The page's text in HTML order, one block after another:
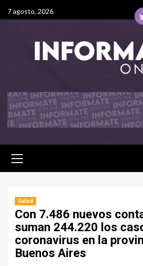
7 agosto, 2026
Salud
Con 7.486 nuevos
suman 244.220 los
coronavirus en la
Buenos Aires